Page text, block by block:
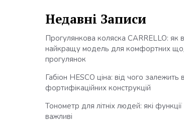
Недавні Записи
Прогулянкова коляска CARRELLO: як
найкращу модель для комфортних
прогулянок
Габіон HESCO ціна: від чого залежить
фортифікаційних конструкцій
Тонометр для літніх людей: які функції
важливі